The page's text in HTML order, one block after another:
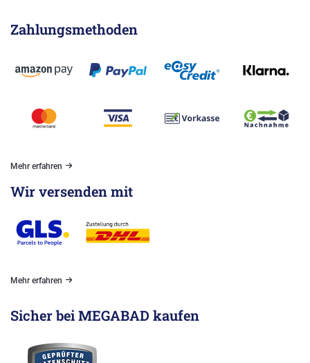
Zahlungsmethoden
Mehr erfahren
Wir versenden mit
Mehr erfahren
Sicher bei MEGABAD kaufen